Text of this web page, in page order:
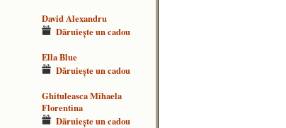
David Alexandru
Dăruieşte un cadou
Ella Blue
Dăruieşte un cadou
Ghituleasca Mihaela
Florentina
Dăruieşte un cadou